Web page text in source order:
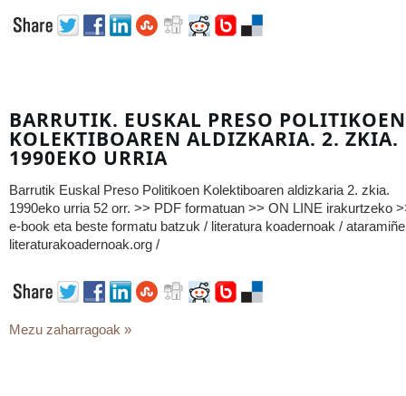
BARRUTIK. EUSKAL PRESO POLITIKOEN
KOLEKTIBOAREN ALDIZKARIA. 2. ZKIA.
1990EKO URRIA
Barrutik Euskal Preso Politikoen Kolektiboaren aldizkaria 2. zkia.
1990eko urria 52 orr. >> PDF formatuan >> ON LINE irakurtzeko
e-book eta beste formatu batzuk / literatura koadernoak /
literaturakoadernoak.org /
Mezu zaharragoak »